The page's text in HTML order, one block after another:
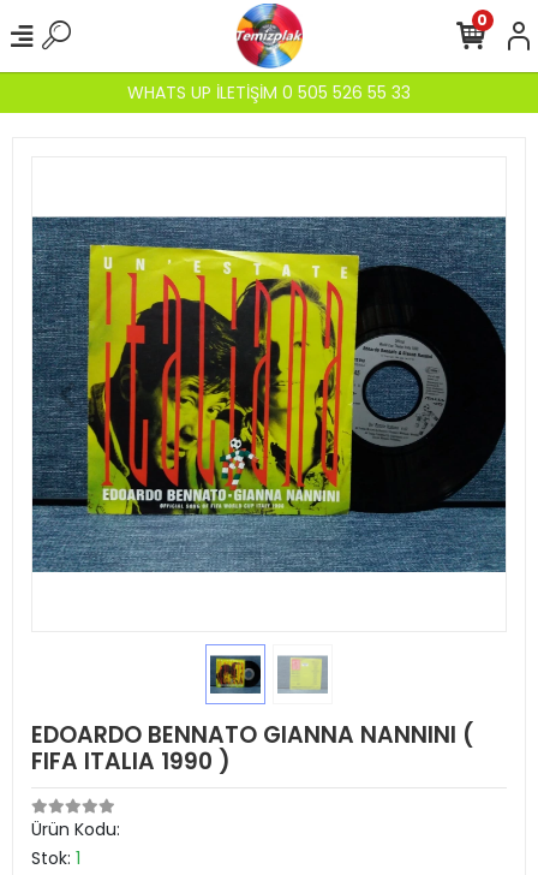
WHATS UP İLETİŞİM 0 505 526 55 33
0
EDOARDO BENNATO GIANNA NANNINI (
FIFA ITALIA 1990 )
Ürün Kodu:
Stok: 1